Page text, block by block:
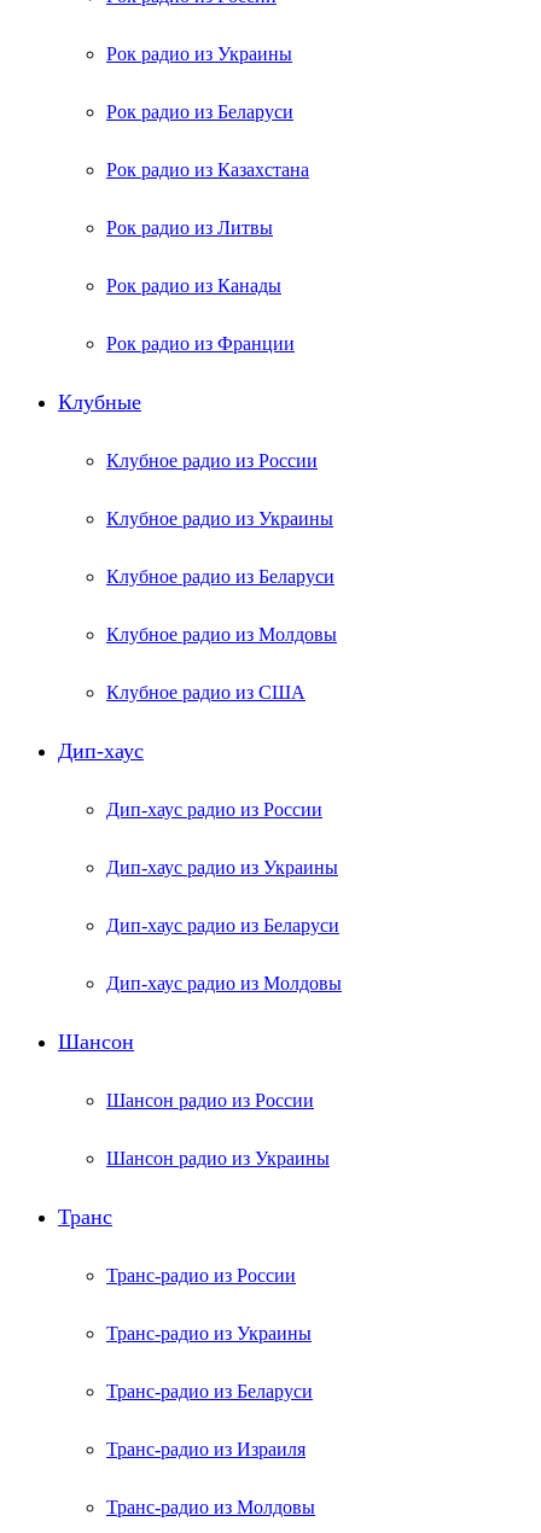
Рок радио из Украины
Рок радио из Беларуси
Рок радио из Казахстана
Рок радио из Литвы
Рок радио из Канады
Рок радио из Франции
Клубные
Клубное радио из России
Клубное радио из Украины
Клубное радио из Беларуси
Клубное радио из Молдовы
Клубное радио из США
Дип-хаус
Дип-хаус радио из России
Дип-хаус радио из Украины
Дип-хаус радио из Беларуси
Дип-хаус радио из Молдовы
Шансон
Шансон радио из России
Шансон радио из Украины
Транс
Транс-радио из России
Транс-радио из Украины
Транс-радио из Беларуси
Транс-радио из Израиля
Транс-радио из Молдовы